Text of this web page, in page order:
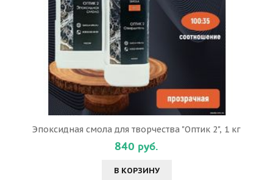
Эпоксидная смола для творчества "Оптик 2", 1 кг
840 руб.
В КОРЗИНУ